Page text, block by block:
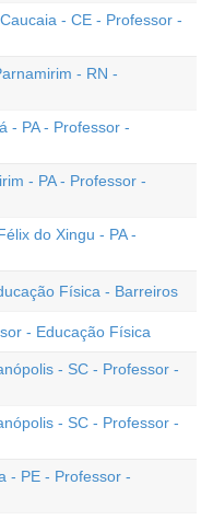
- CE - Professor -
- RN -
- PA - Professor -
- PA - Professor -
do Xingu - PA -
Física - Barreiros
- Educação Física
- SC - Professor -
- SC - Professor -
- PE - Professor -